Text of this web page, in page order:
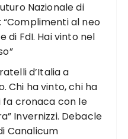
Nazionale di
“Complimenti al neo
di FdI. Hai vinto nel
d’Italia a
Chi ha vinto, chi ha
fa cronaca con le
Invernizzi. Debacle
Canalicum